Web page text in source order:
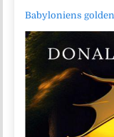
Babyloniens